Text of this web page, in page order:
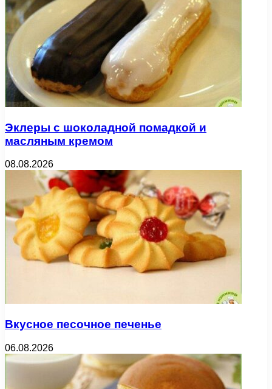
Эклеры с шоколадной помадкой и
масляным кремом
08.08.2026
Вкусное песочное печенье
06.08.2026